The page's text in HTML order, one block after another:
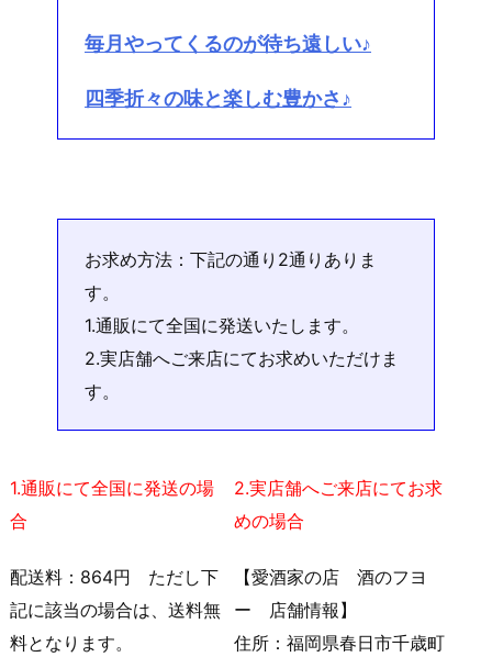
毎月やってくるのが待ち遠しい♪
四季折々の味と楽しむ豊かさ♪
お求め方法：下記の通り2通りありま
す。
1.通販にて全国に発送いたします。
2.実店舗へご来店にてお求めいただけま
す。
1.通販にて全国に発送の場
合
配送料：864円 ただし下
記に該当の場合は、送料無
料となります。
2.実店舗へご来店にてお求
めの場合
【愛酒家の店 酒のフヨ
ー 店舗情報】
住所：福岡県春日市千歳町